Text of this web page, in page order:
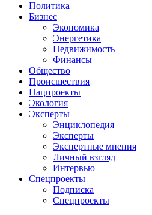
Политика
Бизнес
Экономика
Энергетика
Недвижимость
Финансы
Общество
Происшествия
Нацпроекты
Экология
Эксперты
Энциклопедия
Эксперты
Экспертные мнения
Личный взгляд
Интервью
Спецпроекты
Подписка
Спецпроекты